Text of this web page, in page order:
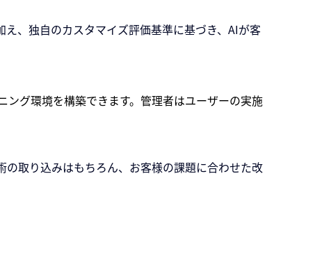
、独自のカスタマイズ評価基準に基づき、AIが客
グ環境を構築できます。管理者はユーザーの実施
取り込みはもちろん、お客様の課題に合わせた改